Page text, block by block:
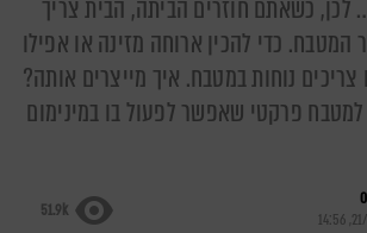
כשאתם חוזרים הביתה, הבית צריך
כדי להכין ארוחה מזינה או אפילו
נוחות במטבח. איך מייצרים אותה?
פרקטי שאפשר לפעול בו במינימום
21/
51.9k